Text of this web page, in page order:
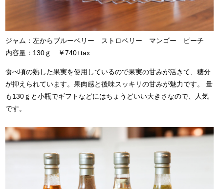
ジャム：左からブルーベリー ストロベリー マンゴー ピーチ
内容量：130ｇ ￥740+tax
食べ頃の熟した果実を使用しているので果実の甘みが活きて、糖分
が抑えられています。果肉感と後味スッキリの甘みが魅力です。 量
も130ｇと小瓶でギフトなどにはちょうどいい大きさなので、人気
です。